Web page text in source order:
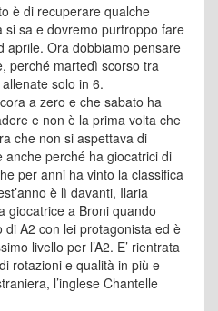
è di recuperare qualche
si sa e dovremo purtroppo fare
aprile. Ora dobbiamo pensare
perché martedì scorso tra
solo in 6.
a zero e che sabato ha
e non è la prima volta che
che non si aspettava di
perché ha giocatrici di
per anni ha vinto la classifica
è lì davanti, Ilaria
giocatrice a Broni quando
A2 con lei protagonista ed è
livello per l’A2. E’ rientrata
rotazioni e qualità in più e
l’inglese Chantelle